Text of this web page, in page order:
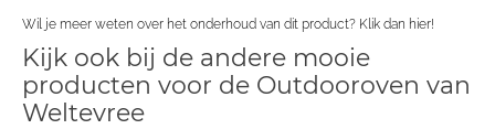
Wil je meer weten over het onderhoud van dit product? Klik dan hier!
Kijk ook bij de andere mooie
producten voor de Outdooroven van
Weltevree